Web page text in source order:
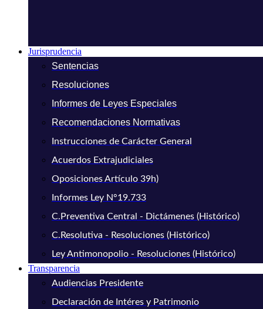
Jurisprudencia
Sentencias
Resoluciones
Informes de Leyes Especiales
Recomendaciones Normativas
Instrucciones de Carácter General
Acuerdos Extrajudiciales
Oposiciones Artículo 39h)
Informes Ley N°19.733
C.Preventiva Central - Dictámenes (Histórico)
C.Resolutiva - Resoluciones (Histórico)
Ley Antimonopolio - Resoluciones (Histórico)
Transparencia
Audiencias Presidente
Declaración de Intéres y Patrimonio